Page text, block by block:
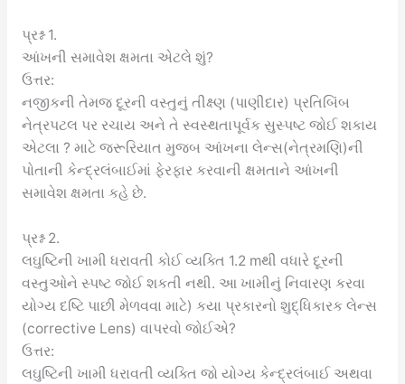
પ્રશ્ન 1.
આંખની સમાવેશ ક્ષમતા એટલે શું?
ઉત્તર:
નજીકની તેમજ દૂરની વસ્તુનું તીક્ષ્ણ (પાણીદાર) પ્રતિબિંબ
નેત્રપટલ પર રચાય અને તે સ્વસ્થતાપૂર્વક સુસ્પષ્ટ જોઈ શકાય
એટલા ? માટે જરૂરિયાત મુજબ આંખના લેન્સ(નેત્રમણિ)ની
પોતાની કેન્દ્રલંબાઈમાં ફેરફાર કરવાની ક્ષમતાને આંખની
સમાવેશ ક્ષમતા કહે છે.
પ્રશ્ન 2.
લઘુષ્ટિની ખામી ધરાવતી કોઈ વ્યક્તિ 1.2 mથી વધારે દૂરની
વસ્તુઓને સ્પષ્ટ જોઈ શકતી નથી. આ ખામીનું નિવારણ કરવા
યોગ્ય દષ્ટિ પાછી મેળવવા માટે) કયા પ્રકારનો શુદ્ધિકારક લેન્સ
(corrective Lens) વાપરવો જોઈએ?
ઉત્તર:
લઘુષ્ટિની ખામી ધરાવતી વ્યક્તિ જો યોગ્ય કેન્દ્રલંબાઈ અથવા